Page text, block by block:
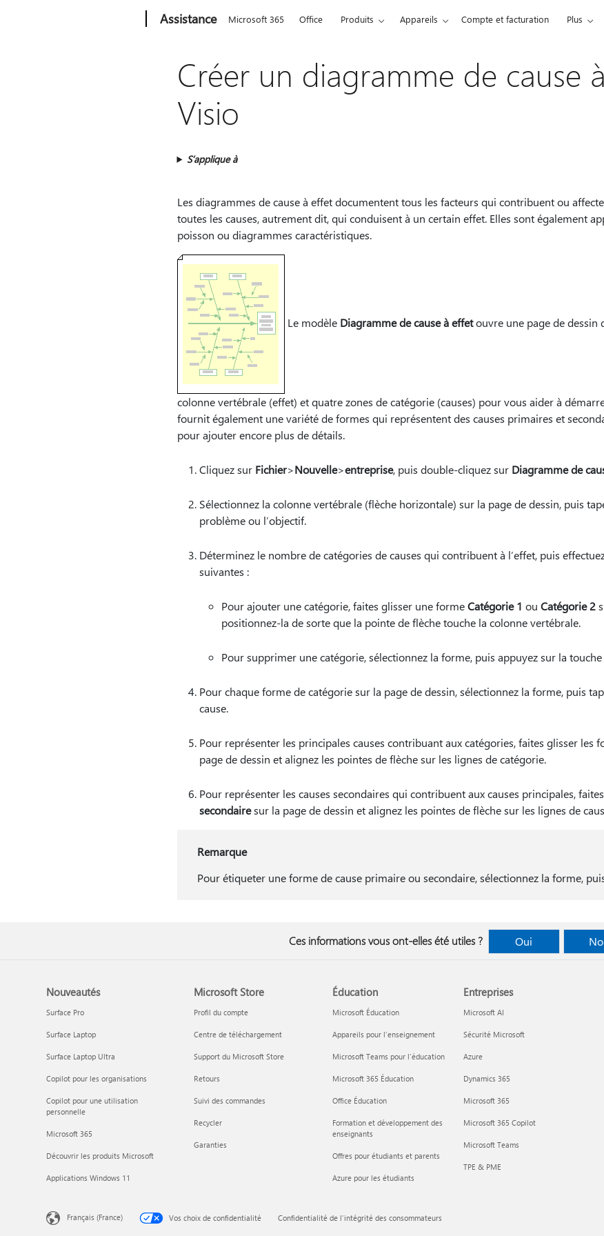
Assistance Microsoft 365 Office Produits Appareils Compte et facturation Plus
Créer un diagramme de cause
Visio
S’applique à
Les diagrammes de cause à effet documentent tous les facteurs qui contribuent ou
toutes les causes, autrement dit, qui conduisent à un certain effet. Elles sont également
poisson ou diagrammes caractéristiques.
Le modèle Diagramme de cause à effetouvre une page de dessin
colonne vertébrale (effet) et quatre zones de catégorie (causes) pour vous aider à
fournit également une variété de formes qui représentent des causes primaires et
pour ajouter encore plus de détails.
Cliquez sur Fichier>Nouvelle>entreprise, puis double-cliquez sur Diagramme de
Sélectionnez la colonne vertébrale (flèche horizontale) sur la page de dessin, puis
problème ou l’objectif.
Déterminez le nombre de catégories de causes qui contribuent à l’effet, puis
suivantes :
Pour ajouter une catégorie, faites glisser une formeCatégorie 1 ou Catégorie 2
positionnez-la de sorte que la pointe de flèche touche la colonne vertébrale.
Pour supprimer une catégorie, sélectionnez la forme, puis appuyez sur la touche
Pour chaque forme de catégorie sur la page de dessin, sélectionnez la forme, puis
cause.
Pour représenter les principales causes contribuant aux catégories, faites glisser les
page de dessin et alignez les pointes de flèche sur les lignes de catégorie.
Pour représenter les causes secondaires qui contribuent aux causes principales,
secondairesur la page de dessin et alignez les pointes de flèche sur les lignes de
Remarque
Pour étiqueter une forme de cause primaire ou secondaire, sélectionnez la forme,
Ces informations vous ont-elles été utiles ? Oui
Nouveautés
Surface Pro
Surface Laptop
Surface Laptop Ultra
Copilot pour les organisations
Copilot pour une utilisation
personnelle
Microsoft 365
Découvrir les produits Microsoft
Applications Windows 11
Microsoft Store
Profil du compte
Centre de téléchargement
Support du Microsoft Store
Retours
Suivi des commandes
Recycler
Garanties
Éducation
Microsoft Éducation
Appareils pour l’enseignement
Microsoft Teams pour l’éducation
Microsoft 365 Éducation
Office Éducation
Formation et développement des
enseignants
Offres pour étudiants et parents
Azure pour les étudiants
Entreprises
Microsoft AI
Sécurité Microsoft
Azure
Dynamics 365
Microsoft 365
Microsoft 365 Copilot
Microsoft Teams
TPE & PME
Français (France) Vos choix de confidentialité Confidentialité de l’intégrité des consommateurs